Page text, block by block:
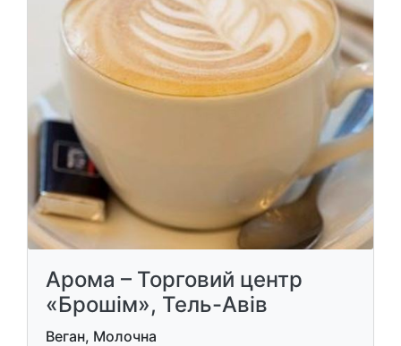
Арома – Торговий центр
«Брошім», Тель-Авів
Веган, Молочна